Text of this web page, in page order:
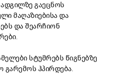
გაეცნოს
მაღაზიებისა და
და შეარჩიონ
სტუმრებს წიგნებზე
გარემოს ჰპირდება.